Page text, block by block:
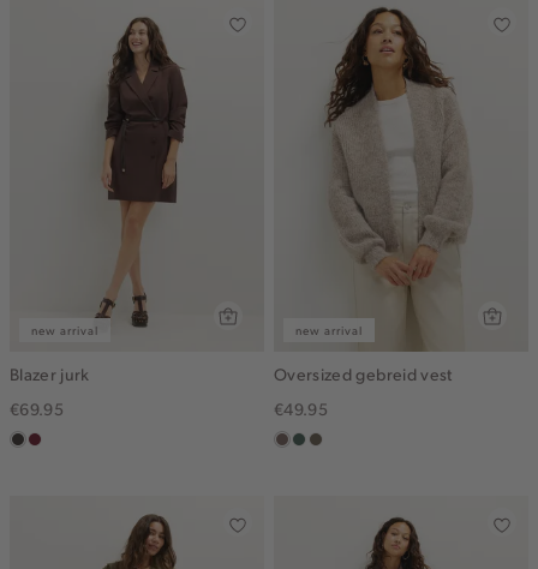
new arrival
Blazer jurk
€69.95
chocobordeaux
new arrival
Oversized gebreid vest
€49.95
taupe
groen,
bruin